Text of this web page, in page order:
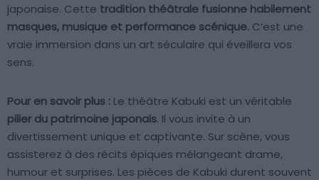
japonaise. Cette tradition théâtrale fusionne habilement
masques, musique et performance scénique. C’est une
vraie immersion dans un art séculaire qui éveillera vos
sens.
Pour en savoir plus : Le théâtre Kabuki est un véritable
pilier du patrimoine japonais. Il vous invite à un
divertissement unique et captivante. Sur scène, vous
assisterez à des récits épiques mélangeant drame,
humour et surprises. Les pièces de Kabuki durent souvent